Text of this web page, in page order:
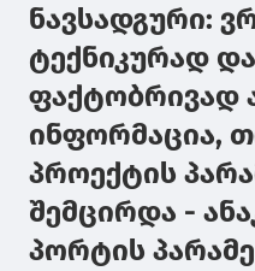
ნავსადგური:
ტექნიკურად და
ფაქტობრივად
ინფორმაცია,
პროექტის
შემცირდა -
პორტის